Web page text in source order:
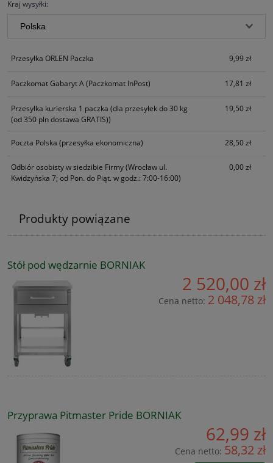
Kraj wysyłki:
Przesyłka ORLEN Paczka 9,99 zł
Paczkomat Gabaryt A(Paczkomat InPost) 17,81 zł
Przesyłka kurierska 1 paczka (dla przesyłek do 30 kg
(od 350 pln dostawa GRATIS))
19,50 zł
Poczta Polska (przesyłka ekonomiczna) 28,50 zł
Odbiór osobisty w siedzibie Firmy(Wrocław ul.
Kwidzyńska 7; od Pon. do Piąt. w godz.: 7:00-16:00)
0,00 zł
Produkty powiązane
Stół pod wędzarnie BORNIAK
2 520,00 zł
Cena netto: 2 048,78 zł
Przyprawa Pitmaster Pride BORNIAK
62,99 zł
Cena netto: 58,32 zł